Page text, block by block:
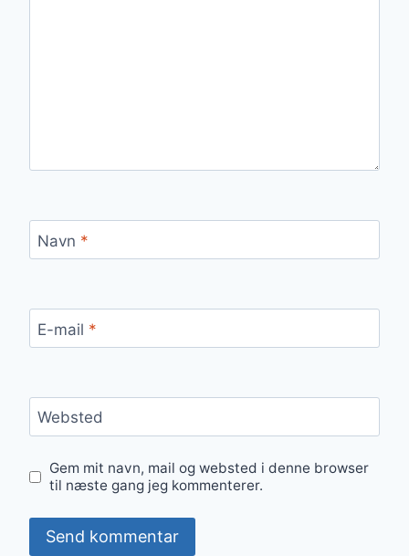
Navn *
E-mail *
Websted
Gem mit navn, mail og websted i denne browser
til næste gang jeg kommenterer.